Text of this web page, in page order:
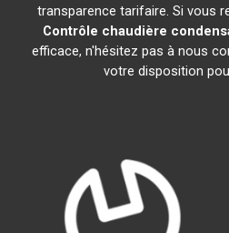
transparence tarifaire. Si vous
Contrôle chaudière
efficace, n'hésitez pas à nous
votre disposition